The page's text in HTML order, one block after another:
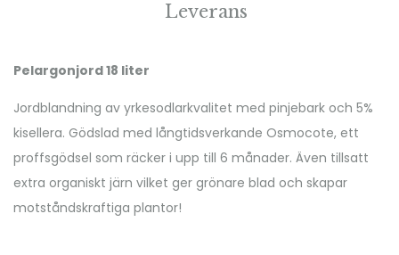
Leverans
Pelargonjord 18 liter
Jordblandning av yrkesodlarkvalitet med pinjebark och 5%
kisellera. Gödslad med långtidsverkande Osmocote, ett
proffsgödsel som räcker i upp till 6 månader. Även tillsatt
extra organiskt järn vilket ger grönare blad och skapar
motståndskraftiga plantor!